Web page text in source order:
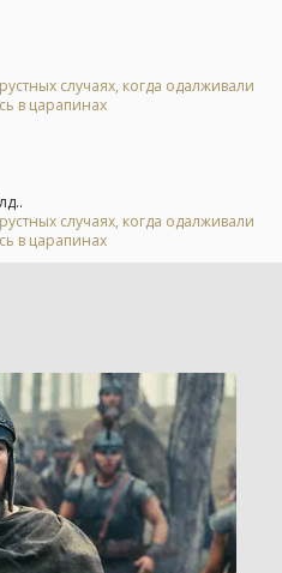
случаях, когда одалживали
в царапинах
случаях, когда одалживали
в царапинах